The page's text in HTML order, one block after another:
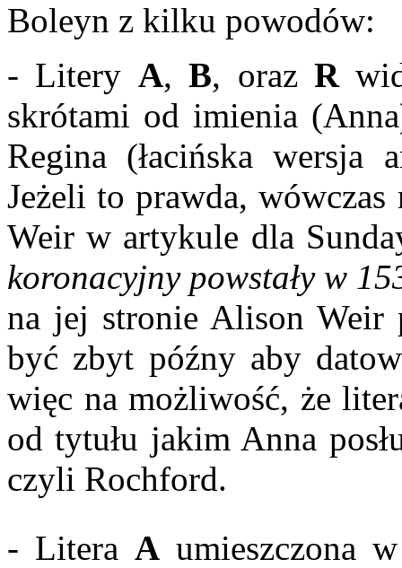
Boleyn z kilku powodów:
- Litery A,B, orazR
skrótami od imienia
Regina (łacińska wersja
Jeżeli to prawda, wówczas
Weir w artykule dla
koronacyjny powstały w
na jej stronie Alison Weir
być zbyt późny aby
więc na możliwość, że
od tytułu jakim Anna
czyli Rochford.
- Litera A umieszczona